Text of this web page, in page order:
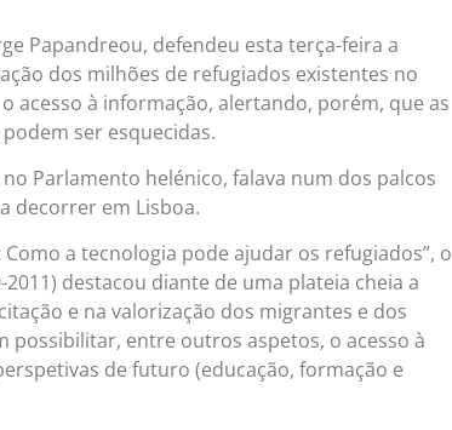
Papandreou, defendeu esta terça-feira a
dos milhões de refugiados existentes no
acesso à informação, alertando, porém, que as
ser esquecidas.
Parlamento helénico, falava num dos palcos
decorrer em Lisboa.
a tecnologia pode ajudar os refugiados”, o
destacou diante de uma plateia cheia a
e na valorização dos migrantes e dos
possibilitar, entre outros aspetos, o acesso à
de futuro (educação, formação e